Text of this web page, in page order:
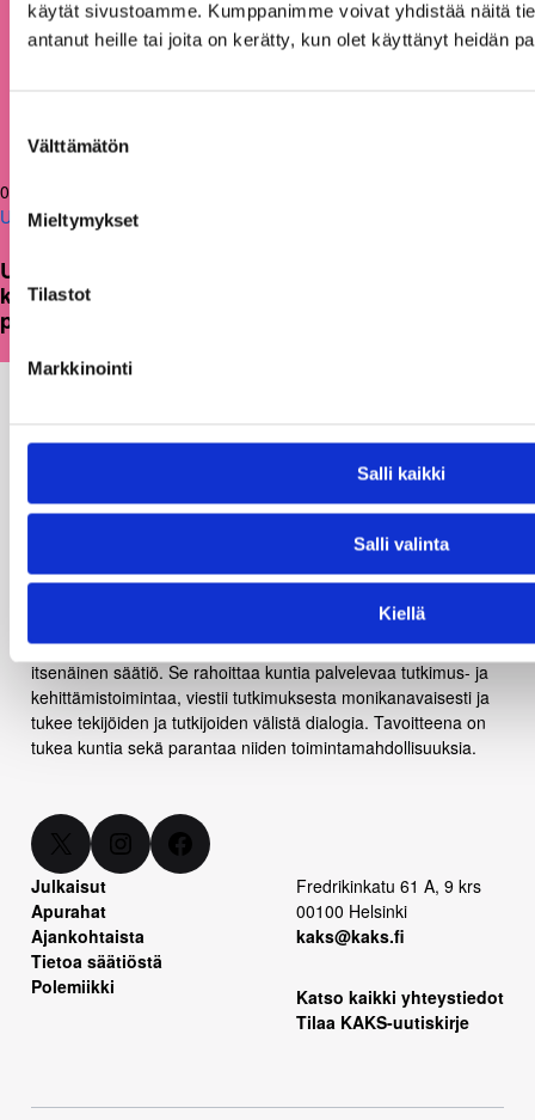
käytät sivustoamme. Kumppanimme voivat yhdistää näitä
antanut heille tai joita on kerätty, kun olet käyttänyt heidän
valinta
Välttämätön
Mieltymykset
Tilastot
Markkinointi
Salli kaikki
Salli valinta
Kiellä
05.03.2026
Uutiset
Uusi julkaisu: Kuntien on tarkasteltava
kulttuuritoimintaansa strategisesti ja
pitkäjänteisesti
Kunnallisalan kehittämissäätiö (KAKS) on yleishyödyllinen,
itsenäinen säätiö. Se rahoittaa kuntia palvelevaa tutkimus- ja
kehittämistoimintaa, viestii tutkimuksesta monikanavaisesti ja
tukee tekijöiden ja tutkijoiden välistä dialogia. Tavoitteena on
tukea kuntia sekä parantaa niiden toimintamahdollisuuksia.
X Instagram Facebook
Julkaisut
Apurahat
Ajankohtaista
Tietoa säätiöstä
Polemiikki
Fredrikinkatu 61 A, 9 krs
00100 Helsinki
kaks@kaks.fi
Katso kaikki yhteystiedot
Tilaa KAKS-uutiskirje